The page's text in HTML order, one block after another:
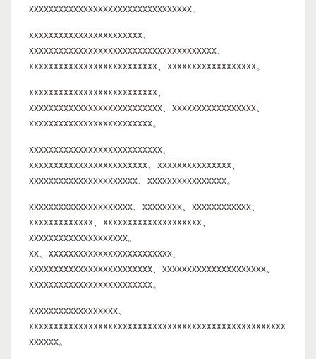
xxxxxxxxxxxxxxxxxxxxxxxxxxxxxxxxx。
xxxxxxxxxxxxxxxxxxxxxxx、
xxxxxxxxxxxxxxxxxxxxxxxxxxxxxxxxxxxxxx、
xxxxxxxxxxxxxxxxxxxxxxxxxx、xxxxxxxxxxxxxxxxxx。
xxxxxxxxxxxxxxxxxxxxxxxxxx、
xxxxxxxxxxxxxxxxxxxxxxxxxxx、xxxxxxxxxxxxxxxxx、
xxxxxxxxxxxxxxxxxxxxxxxxx。
xxxxxxxxxxxxxxxxxxxxxxxxxxx、
xxxxxxxxxxxxxxxxxxxxxxxx、xxxxxxxxxxxxxxx、
xxxxxxxxxxxxxxxxxxxxxx、xxxxxxxxxxxxxxxx。
xxxxxxxxxxxxxxxxxxxxx、xxxxxxxx、xxxxxxxxxxxx、
xxxxxxxxxxxxx、xxxxxxxxxxxxxxxxxxxx、
xxxxxxxxxxxxxxxxxxxx。
xx、xxxxxxxxxxxxxxxxxxxxxxxxx、
xxxxxxxxxxxxxxxxxxxxxxxxx、xxxxxxxxxxxxxxxxxxxxx、
xxxxxxxxxxxxxxxxxxxxxxxxx。
xxxxxxxxxxxxxxxxxx、
xxxxxxxxxxxxxxxxxxxxxxxxxxxxxxxxxxxxxxxxxxxxxxxxxxxx
xxxxxx。